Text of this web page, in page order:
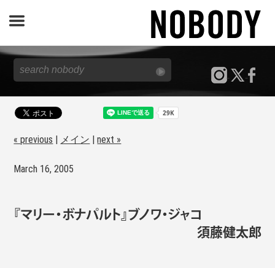
JOURNAL
SPECIAL
REPORT
NOBODY STORE
« previous メイン |next »
March 16, 2005
『マリー・ボナパルト』ブノワ・ジャコ
須藤健太郎